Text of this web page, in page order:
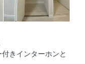
きインターホンと